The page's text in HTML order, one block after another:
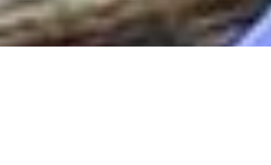
Церемония поднятия флага по случаю 57-й годовщины основания АСЕАН (8
августа 1967 г. - 8 августа 2024 г.). Фото: ВИА